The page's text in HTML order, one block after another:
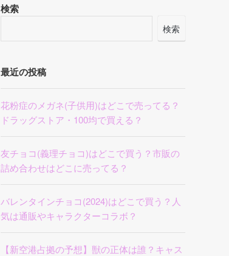
検索
検索
最近の投稿
花粉症のメガネ(子供用)はどこで売ってる？
ドラッグストア・100均で買える？
友チョコ(義理チョコ)はどこで買う？市販の
詰め合わせはどこに売ってる？
バレンタインチョコ(2024)はどこで買う？人
気は通販やキャラクターコラボ？
【新空港占拠の予想】獣の正体は誰？キャス